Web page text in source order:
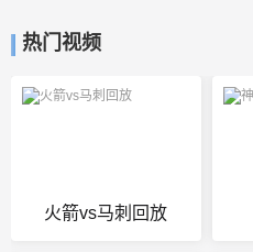
热门视频
火箭vs马刺回放